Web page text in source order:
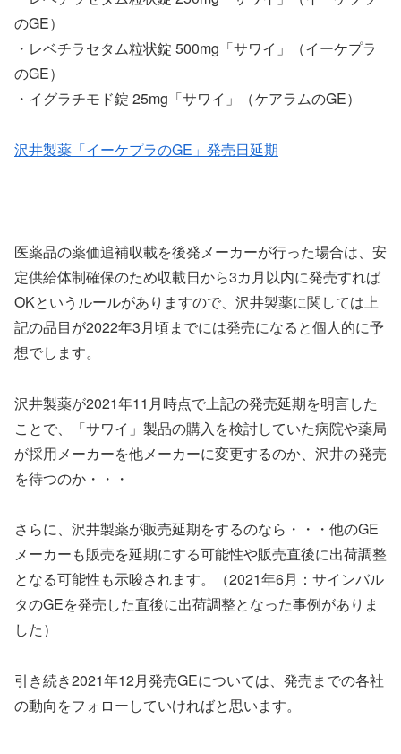
のGE）
・レベチラセタム粒状錠 500mg「サワイ」（イーケプラ
のGE）
・イグラチモド錠 25mg「サワイ」（ケアラムのGE）
沢井製薬「イーケプラのGE」発売日延期
医薬品の薬価追補収載を後発メーカーが行った場合は、安
定供給体制確保のため収載日から3カ月以内に発売すれば
OKというルールがありますので、沢井製薬に関しては上
記の品目が2022年3月頃までには発売になると個人的に予
想でします。
沢井製薬が2021年11月時点で上記の発売延期を明言した
ことで、「サワイ」製品の購入を検討していた病院や薬局
が採用メーカーを他メーカーに変更するのか、沢井の発売
を待つのか・・・
さらに、沢井製薬が販売延期をするのなら・・・他のGE
メーカーも販売を延期にする可能性や販売直後に出荷調整
となる可能性も示唆されます。（2021年6月：サインバル
タのGEを発売した直後に出荷調整となった事例がありま
した）
引き続き2021年12月発売GEについては、発売までの各社
の動向をフォローしていければと思います。